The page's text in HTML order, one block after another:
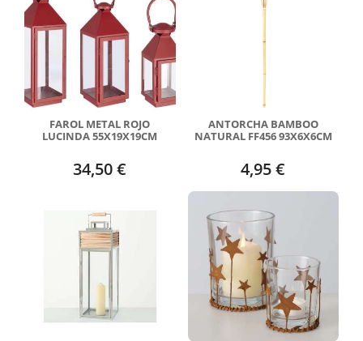
FAROL METAL ROJO
LUCINDA 55X19X19CM
34,50 €
ANTORCHA BAMBOO
NATURAL FF456 93X6X6CM
4,95 €